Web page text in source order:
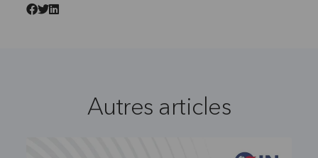
Autres articles